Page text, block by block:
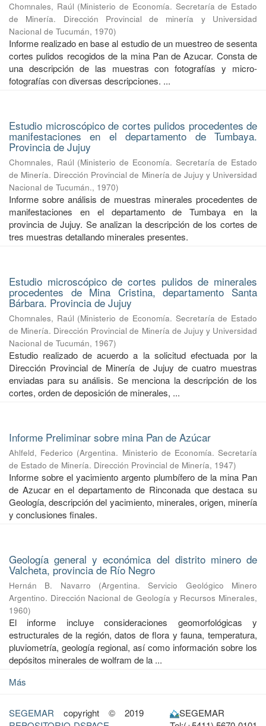
Chomnales, Raúl (Ministerio de Economía. Secretaría de Estado
de Minería. Dirección Provincial de minería y Universidad
Nacional de Tucumán, 1970)
Informe realizado en base al estudio de un muestreo de sesenta
cortes pulidos recogidos de la mina Pan de Azucar. Consta de
una descripción de las muestras con fotografías y micro-
fotografías con diversas descripciones. ...
Estudio microscópico de cortes pulidos procedentes de
manifestaciones en el departamento de Tumbaya.
Provincia de Jujuy
Chomnales, Raúl (Ministerio de Economía. Secretaría de Estado
de Minería. Dirección Provincial de Minería de Jujuy y Universidad
Nacional de Tucumán., 1970)
Informe sobre análisis de muestras minerales procedentes de
manifestaciones en el departamento de Tumbaya en la
provincia de Jujuy. Se analizan la descripción de los cortes de
tres muestras detallando minerales presentes.
Estudio microscópico de cortes pulidos de minerales
procedentes de Mina Cristina, departamento Santa
Bárbara. Provincia de Jujuy
Chomnales, Raúl (Ministerio de Economía. Secretaría de Estado
de Minería. Dirección Provincial de Minería de Jujuy y Universidad
Nacional de Tucumán, 1967)
Estudio realizado de acuerdo a la solicitud efectuada por la
Dirección Provincial de Minería de Jujuy de cuatro muestras
enviadas para su análisis. Se menciona la descripción de los
cortes, orden de deposición de minerales, ...
Informe Preliminar sobre mina Pan de Azúcar
Ahlfeld, Federico (Argentina. Ministerio de Economía. Secretaría
de Estado de Minería. Dirección Provincial de Minería, 1947)
Informe sobre el yacimiento argento plumbífero de la mina Pan
de Azucar en el departamento de Rinconada que destaca su
Geología, descripción del yacimiento, minerales, origen, minería
y conclusiones finales.
Geología general y económica del distrito minero de
Valcheta, provincia de Río Negro
Hernán B. Navarro (Argentina. Servicio Geológico Minero
Argentino. Dirección Nacional de Geología y Recursos Minerales,
1960)
El informe incluye consideraciones geomorfológicas y
estructurales de la región, datos de flora y fauna, temperatura,
pluviometría, geología regional, así como información sobre los
depósitos minerales de wolfram de la ...
Más
SEGEMAR copyright © 2019
SEGEMAR